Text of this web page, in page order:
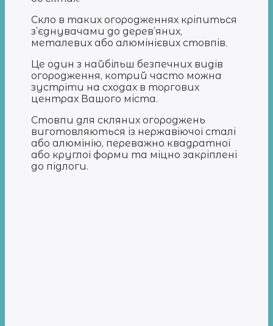
Скло в таких огородженнях кріпиться
з’єднувачами до дерев’яних,
металевих або алюмінієвих стовпів.
Це один з найбільш безпечних видів
огородження, котрий часто можна
зустріти на сходах в торгових
центрах Вашого міста.
Стовпи для скляних огороджень
виготовляються із нержавіючої сталі
або алюмінію, переважно квадратної
або круглої форми та міцно закріплені
до підлоги.